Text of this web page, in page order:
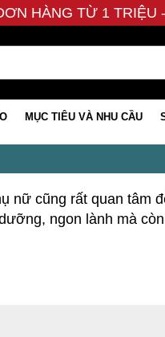
HÀNG TỪ 1 TRIỆU
MỤC TIÊU VÀ NHU CẦU
nữ cũng rất quan tâm
ngon lành mà